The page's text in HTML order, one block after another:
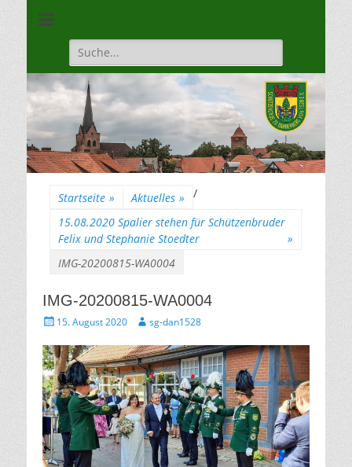
1528
Suche
für:
Startseite » Aktuelles »
/
15.08.2020 Spalier stehen für Schützenbruder
Felix und Stephanie Stoedter
»
IMG-20200815-WA0004
IMG-20200815-WA0004
Gepostet
15. August 2020 Autorsg-dan1528